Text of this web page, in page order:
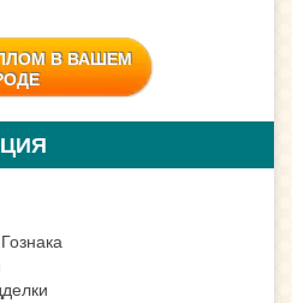
В ВАШЕМ